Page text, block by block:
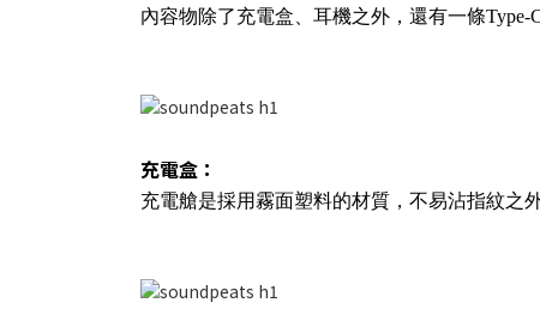
內容物除了充電盒、耳機之外，還有一條Type-
充電盒：
充電艙是採用霧面塑料的材質，不易沾指紋之